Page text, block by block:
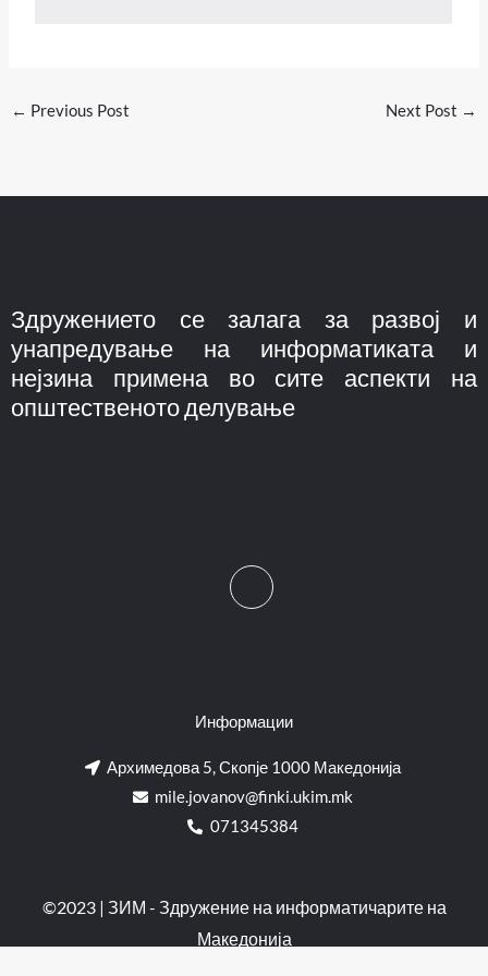
← Previous Post Next Post →
Здружението се залага за развој и
унапредување на информатиката и
нејзина примена во сите аспекти на
општественото делување
Информации
Архимедова 5, Скопје 1000 Македонија
mile.jovanov@finki.ukim.mk​
071345384
©2023 | ЗИМ - Здружение на информатичарите на
Македонија